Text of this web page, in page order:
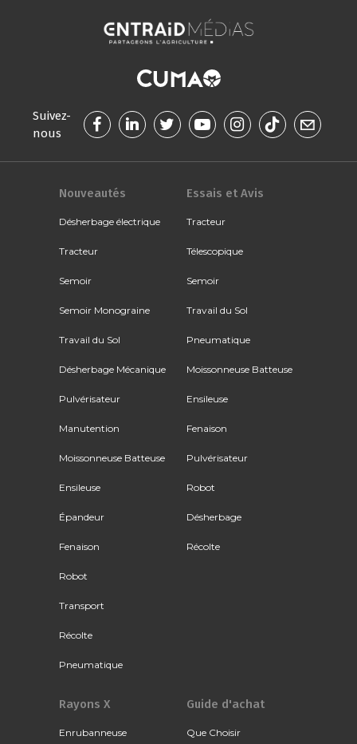
Suivez-
nous
Nouveautés
Désherbage électrique
Tracteur
Semoir
Semoir Monograine
Travail du Sol
Désherbage Mécanique
Pulvérisateur
Manutention
Moissonneuse Batteuse
Ensileuse
Épandeur
Fenaison
Robot
Transport
Récolte
Pneumatique
Essais et Avis
Tracteur
Télescopique
Semoir
Travail du Sol
Pneumatique
Moissonneuse Batteuse
Ensileuse
Fenaison
Pulvérisateur
Robot
Désherbage
Récolte
Rayons X
Enrubanneuse
Guide d'achat
Que Choisir